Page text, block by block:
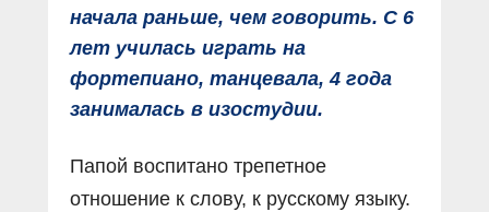
начала раньше, чем говорить. С 6
лет училась играть на
фортепиано, танцевала, 4 года
занималась в изостудии.
Папой воспитано трепетное
отношение к слову, к русскому языку.